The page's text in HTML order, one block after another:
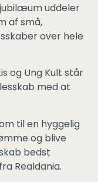
uddeler
af små,
over hele
og Ung Kult står
med at
til en hyggelig
og blive
bedst
Realdania.